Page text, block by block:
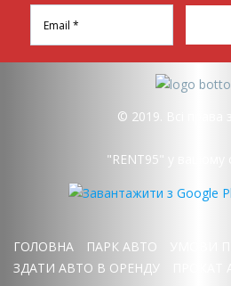
© 2019. Всі права
"RENT95" у вашому
ГОЛОВНА ПАРК АВТО
УМОВИ
ЗДАТИ АВТО В ОРЕНДУ
ПРОКАТ